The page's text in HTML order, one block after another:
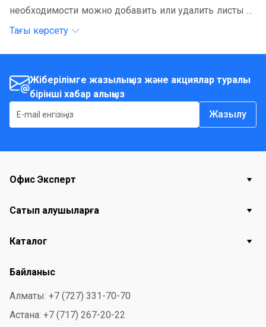
необходимости можно добавить или удалить листы из
готовой брошюры. Это не составит особых усилий и
Тағы көрсету
Жіберілімге жазылыңыз және акциялар туралы
бірінші хабар алыңыз
Жазылу
Офис Эксперт
Сатып алушыларға
Каталог
Байланыс
Алматы: +7 (727) 331-70-70
Астана: +7 (717) 267-20-22